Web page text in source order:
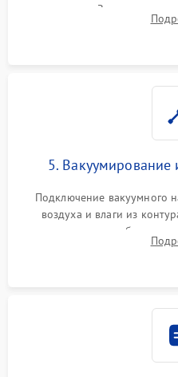
осушителя. Замена
сломанных заслонок или
5.
Подключение вакуумного
воздуха и влаги из
дозированным объемом
электронным весам.